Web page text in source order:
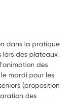
dans la pratique
des plateaux
des
mardi pour les
(proposition
des